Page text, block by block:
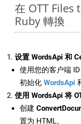
在 OTT Files
Ruby 轉換
设置 WordsApi 和
使用您的客户端
初始化 WordsApi
使用 WordsApi 将
创建
置为 HTML。